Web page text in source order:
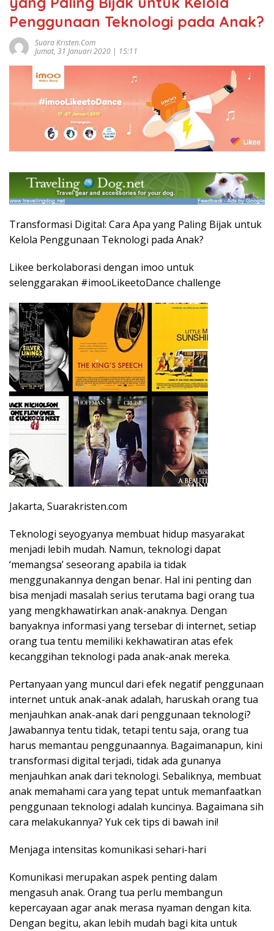
Penggunaan Teknologi pada Anak?
Suara Kristen.com
Jumat, 31 Januari 2020 | 15:11
Transformasi Digital: Cara Apa yang Paling Bijak untuk
Kelola Penggunaan Teknologi pada Anak?
Likee berkolaborasi dengan imoo untuk
selenggarakan #imooLikeetoDance challenge
Jakarta, Suarakristen.com
Teknologi seyogyanya membuat hidup masyarakat
menjadi lebih mudah. Namun, teknologi dapat
‘memangsa’ seseorang apabila ia tidak
menggunakannya dengan benar. Hal ini penting dan
bisa menjadi masalah serius terutama bagi orang tua
yang mengkhawatirkan anak-anaknya. Dengan
banyaknya informasi yang tersebar di internet, setiap
orang tua tentu memiliki kekhawatiran atas efek
kecanggihan teknologi pada anak-anak mereka.
Pertanyaan yang muncul dari efek negatif penggunaan
internet untuk anak-anak adalah, haruskah orang tua
menjauhkan anak-anak dari penggunaan teknologi?
Jawabannya tentu tidak, tetapi tentu saja, orang tua
harus memantau penggunaannya. Bagaimanapun, kini
transformasi digital terjadi, tidak ada gunanya
menjauhkan anak dari teknologi. Sebaliknya, membuat
anak memahami cara yang tepat untuk memanfaatkan
penggunaan teknologi adalah kuncinya. Bagaimana sih
cara melakukannya? Yuk cek tips di bawah ini!
Menjaga intensitas komunikasi sehari-hari
Komunikasi merupakan aspek penting dalam
mengasuh anak. Orang tua perlu membangun
kepercayaan agar anak merasa nyaman dengan kita.
Dengan begitu, akan lebih mudah bagi kita untuk